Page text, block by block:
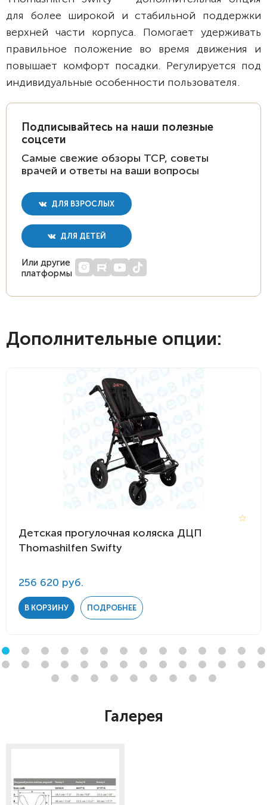
для более широкой и стабильной поддержки
верхней части корпуса. Помогает удерживать
правильное положение во время движения и
повышает комфорт посадки. Регулируется под
индивидуальные особенности пользователя.
Подписывайтесь на наши полезные
соцсети
Самые свежие обзоры ТСР, советы
врачей и ответы на ваши вопросы
ДЛЯ ВЗРОСЛЫХ
ДЛЯ ДЕТЕЙ
Или другие
платформы
Дополнительные опции:
Детская прогулочная коляска ДЦП
Thomashilfen Swifty
256 620 руб.
В КОРЗИНУ ПОДРОБНЕЕ
Галерея